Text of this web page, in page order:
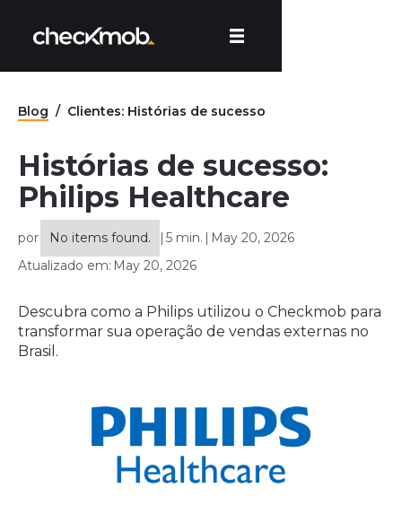
Blog / Clientes: Histórias de sucesso
Histórias de sucesso:
Philips Healthcare
por No items found. | 5 min. | May 20, 2026
Atualizado em: May 20, 2026
Descubra como a Philips utilizou o Checkmob para
transformar sua operação de vendas externas no
Brasil.